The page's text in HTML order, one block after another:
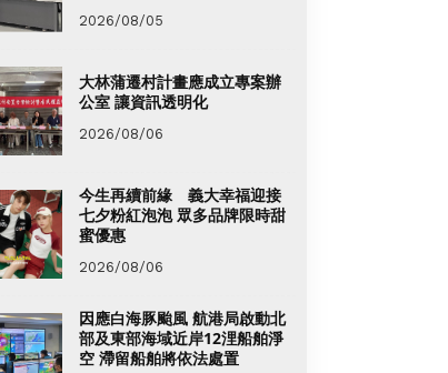
2026/08/05
大林蒲遷村計畫應成立專案辦
公室 讓資訊透明化
2026/08/06
今生再續前緣 義大幸福迎接
七夕粉紅泡泡 眾多品牌限時甜
蜜優惠
2026/08/06
因應白海豚颱風 航港局啟動北
部及東部海域近岸12浬船舶淨
空 滯留船舶將依法處置